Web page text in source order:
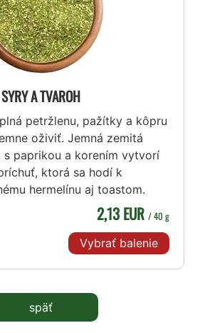
SYRY A TVAROH
petržlenu, pažítky a kôpru
oživiť. Jemná zemitá
s paprikou a korením vytvorí
ktorá sa hodí k
hermelínu aj toastom.
2,13 EUR / 40 g
Vybrať balenie
späť